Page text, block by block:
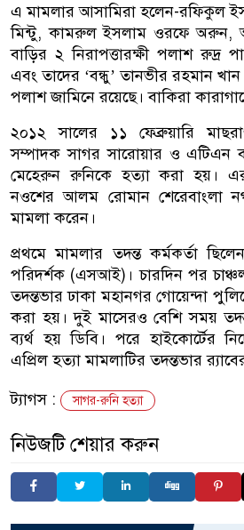
এ মামলার আসামিরা হলেন-রফিকুল
মিন্টু, কামরুল ইসলাম ওরফে অরুন,
বাড়ির ২ নিরাপত্তারক্ষী পলাশ
এবং তাদের ‘বন্ধু’ তানভীর রহমান
পলাশ জামিনে রয়েছে। বাকিরা
২০১২ সালের ১১ ফেব্রুয়ারি
সম্পাদক সাগর সারোয়ার ও এটিএন
মেহেরুন রুনিকে হত্যা করা হয়।
নওশের আলম রোমান শেরেবাংলা
মামলা করেন।
প্রথমে মামলার তদন্ত কর্মকর্তা
পরিদর্শক (এসআই)। চারদিন পর
তদন্তভার ঢাকা মহানগর গোয়েন্দা
করা হয়। দুই মাসেরও বেশি সময়
ব্যর্থ হয় ডিবি। পরে হাইকোর্টের
এপ্রিল হত্যা মামলাটির তদন্তভার
ট্যাগস :
সাগর-রুনি হত্যা
নিউজটি শেয়ার করুন